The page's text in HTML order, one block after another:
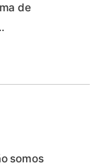
de
somos